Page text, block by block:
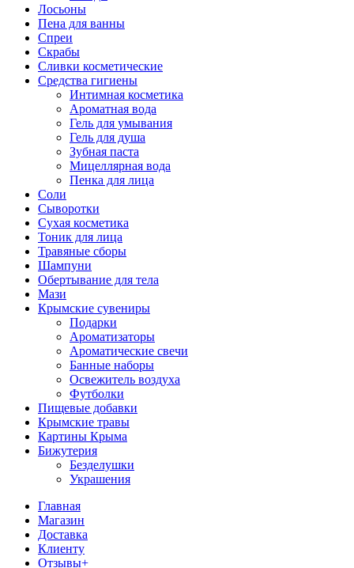
Лосьоны
Пена для ванны
Спреи
Скрабы
Сливки косметические
Средства гигиены
Интимная косметика
Ароматная вода
Гель для умывания
Гель для душа
Зубная паста
Мицеллярная вода
Пенка для лица
Соли
Сыворотки
Сухая косметика
Тоник для лица
Травяные сборы
Шампуни
Обертывание для тела
Мази
Крымские сувениры
Подарки
Ароматизаторы
Ароматические свечи
Банные наборы
Освежитель воздуха
Футболки
Пищевые добавки
Крымские травы
Картины Крыма
Бижутерия
Безделушки
Украшения
Главная
Магазин
Доставка
Клиенту
Отзывы+